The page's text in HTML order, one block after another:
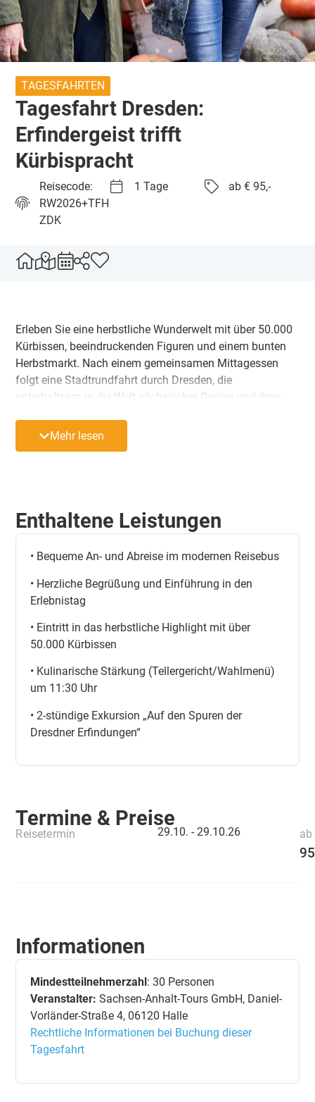
TAGESFAHRTEN
Tagesfahrt Dresden:
Erfindergeist trifft
Kürbispracht
Reisecode:
RW2026+TFH
ZDK
1 Tage ab € 95,-
Erleben Sie eine herbstliche Wunderwelt mit über 50.000
Kürbissen, beeindruckenden Figuren und einem bunten
Herbstmarkt. Nach einem gemeinsamen Mittagessen
folgt eine Stadtrundfahrt durch Dresden, die
unterhaltsam in die Welt sächsischer Genies und ihrer
Abfahrtszeiten:
• Halle-ZOB: 07:40 Uhr
Mehr lesen
Enthaltene Leistungen
• Bequeme An- und Abreise im modernen Reisebus
• Herzliche Begrüßung und Einführung in den
Erlebnistag
• Eintritt in das herbstliche Highlight mit über
50.000 Kürbissen
• Kulinarische Stärkung (Tellergericht/Wahlmenü)
um 11:30 Uhr
• 2-stündige Exkursion „Auf den Spuren der
Dresdner Erfindungen“
Termine & Preise
Reisetermin 29.10. - 29.10.26 ab
Informationen
Mindestteilnehmerzahl : 30 Personen
Veranstalter: Sachsen-Anhalt-Tours GmbH, Daniel-
Vorländer-Straße 4, 06120 Halle
Rechtliche Informationen bei Buchung dieser
Tagesfahrt